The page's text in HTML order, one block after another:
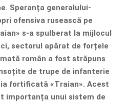
Speranța generalului-
ofensiva rusească pe
s-a spulberat la mijlocul
sectorul apărat de forțele
român a fost străpuns
de trupe de infanterie
fortificată «Traian». Acest
importanța unui sistem de